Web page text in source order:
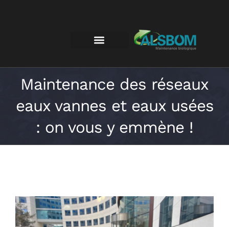
Maintenance des réseaux
eaux vannes et eaux usées
: on vous y emmène !